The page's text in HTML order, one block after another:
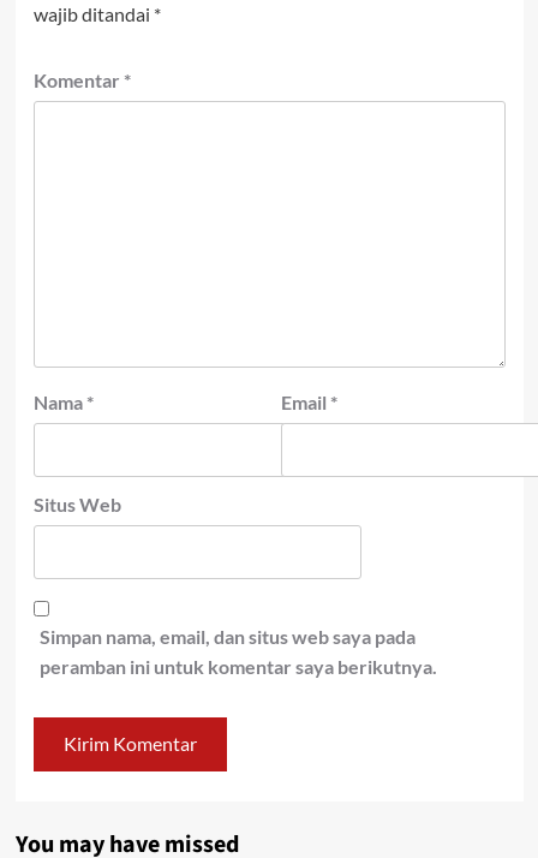
wajib ditandai *
Komentar *
Nama * Email *
Situs Web
Simpan nama, email, dan situs web saya pada
peramban ini untuk komentar saya berikutnya.
You may have missed